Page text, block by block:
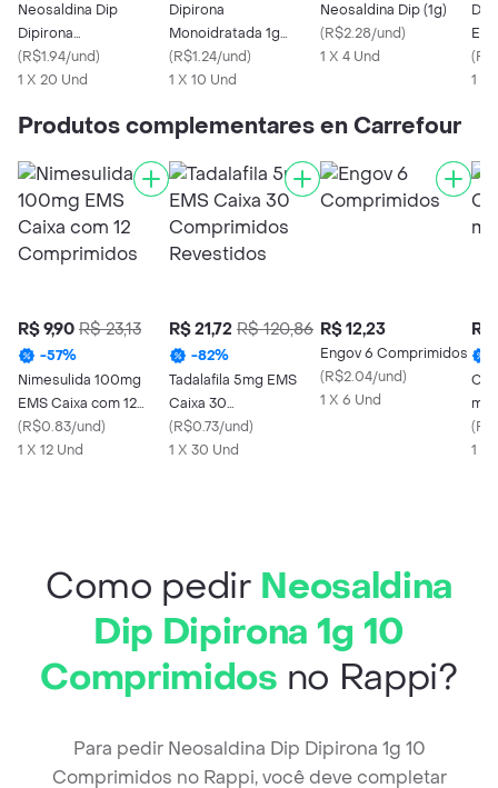
Neosaldina Dip
Dipirona
Monoidratada 1g 20
Comprimidos
(R$1.94/und)
1 X 20 Und
Dipirona
Monoidratada 1g
Medley 10
Comprimidos
(R$1.24/und)
1 X 10 Und
Neosaldina Dip (1g)
(R$2.28/und)
1 X 4 Und
(
1 X
Produtos complementares en Carrefour
R$ 9,90 R$ 23,13
-57%
Nimesulida 100mg
EMS Caixa com 12
Comprimidos
(R$0.83/und)
1 X 12 Und
R$ 21,72 R$ 120,86
-82%
Tadalafila 5mg EMS
Caixa 30
Comprimidos
Revestidos
(R$0.73/und)
1 X 30 Und
R$ 12,23
Engov 6 Comprimidos
(R$2.04/und)
1 X 6 Und
R$
mg
(
1 X
Como pedir Neosaldina
Dip Dipirona 1g 10
Comprimidos no Rappi?
Para pedir Neosaldina Dip Dipirona 1g 10
Comprimidos no Rappi, você deve completar